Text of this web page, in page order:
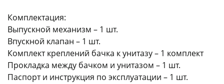
Комплектация:
Выпускной механизм – 1 шт.
Впускной клапан – 1 шт.
Комплект креплений бачка к унитазу – 1 комплект
Прокладка между бачком и унитазом – 1 шт.
Паспорт и инструкция по эксплуатации – 1 шт.